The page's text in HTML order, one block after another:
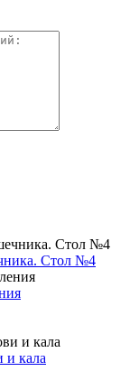
Стол №4
и кала